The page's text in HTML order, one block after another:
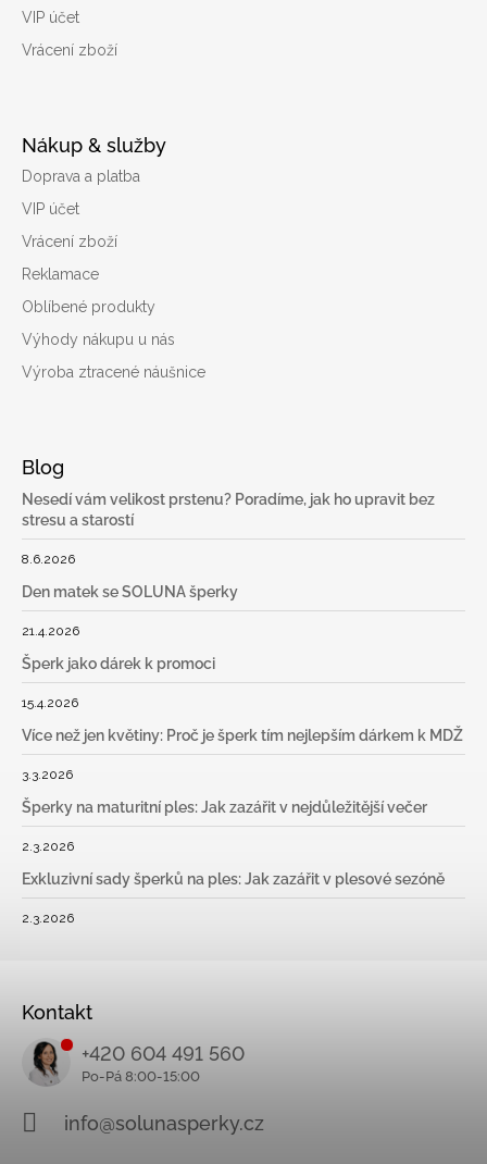
VIP účet
Vrácení zboží
Nákup & služby
Doprava a platba
VIP účet
Vrácení zboží
Reklamace
Oblíbené produkty
Výhody nákupu u nás
Výroba ztracené náušnice
Blog
Nesedí vám velikost prstenu? Poradíme, jak ho upravit bez
stresu a starostí
8.6.2026
Den matek se SOLUNA šperky
21.4.2026
Šperk jako dárek k promoci
15.4.2026
Více než jen květiny: Proč je šperk tím nejlepším dárkem k MDŽ
3.3.2026
Šperky na maturitní ples: Jak zazářit v nejdůležitější večer
2.3.2026
Exkluzivní sady šperků na ples: Jak zazářit v plesové sezóně
2.3.2026
Kontakt
+420 604 491 560
info@solunasperky.cz